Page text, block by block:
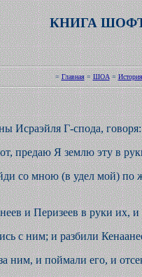
КНИГА
=Главная=ШОА=История
Г-спода,
предаю Я землю эту в
со мною (в удел мой)
и Перизеев в руки их,
с ним; и разбили
ним, и поймали его, и